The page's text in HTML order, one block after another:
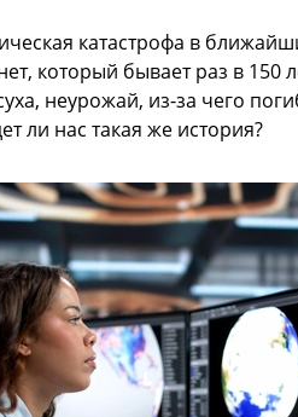
катастрофа в
который бывает раз в 150
неурожай, из-за чего
ли нас такая же история?